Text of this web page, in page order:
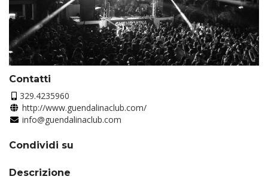
Contatti
329.4235960
http://www.guendalinaclub.com/
info@guendalinaclub.com
Condividi su
Descrizione